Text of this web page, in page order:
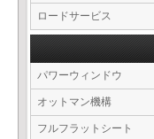
ロードサービス
パワーウィンドウ
オットマン機構
フルフラットシート